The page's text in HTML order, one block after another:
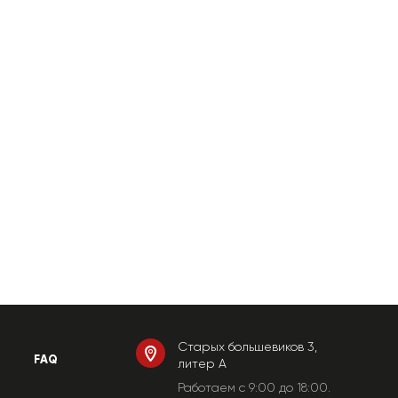
FAQ
Старых большевиков 3,
литер А
Работаем c 9:00 до 18:00.